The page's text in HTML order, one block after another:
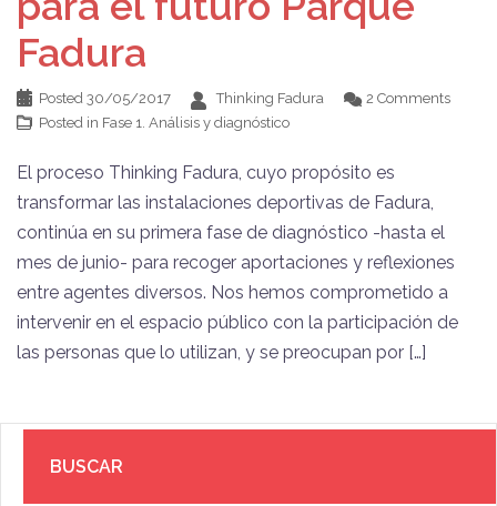
Fadura
Posted 30/05/2017 Thinking Fadura
2 Comments
Posted in Fase 1. Análisis y diagnóstico
El proceso Thinking Fadura, cuyo propósito es
transformar las instalaciones deportivas de Fadura,
continúa en su primera fase de diagnóstico -hasta el
mes de junio- para recoger aportaciones y reflexiones
entre agentes diversos. Nos hemos comprometido a
intervenir en el espacio público con la participación de
las personas que lo utilizan, y se preocupan por […]
BUSCAR